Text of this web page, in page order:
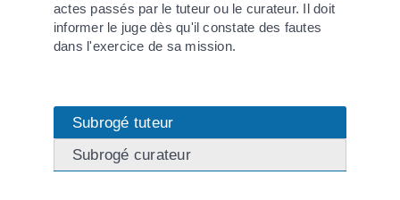
actes passés par le tuteur ou le curateur. Il doit
informer le juge dès qu'il constate des fautes
dans l'exercice de sa mission.
Subrogé tuteur
Subrogé curateur